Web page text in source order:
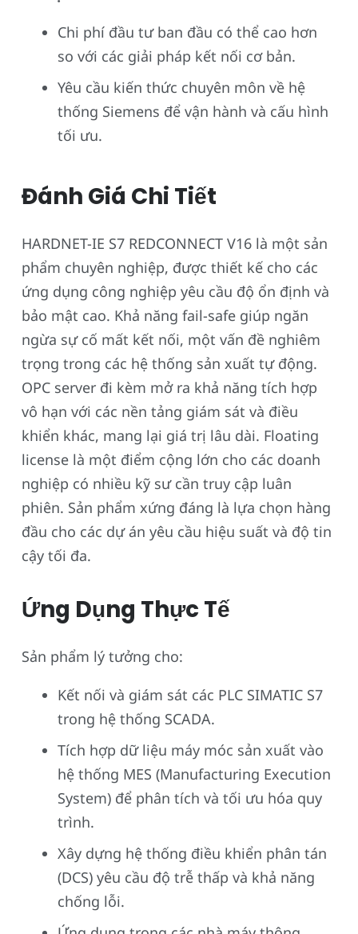
Chi phí đầu tư ban đầu có thể cao hơn
so với các giải pháp kết nối cơ bản.
Yêu cầu kiến thức chuyên môn về hệ
thống Siemens để vận hành và cấu hình
tối ưu.
Đánh Giá Chi Tiết
HARDNET-IE S7 REDCONNECT V16 là một sản
phẩm chuyên nghiệp, được thiết kế cho các
ứng dụng công nghiệp yêu cầu độ ổn định và
bảo mật cao. Khả năng fail-safe giúp ngăn
ngừa sự cố mất kết nối, một vấn đề nghiêm
trọng trong các hệ thống sản xuất tự động.
OPC server đi kèm mở ra khả năng tích hợp
vô hạn với các nền tảng giám sát và điều
khiển khác, mang lại giá trị lâu dài. Floating
license là một điểm cộng lớn cho các doanh
nghiệp có nhiều kỹ sư cần truy cập luân
phiên. Sản phẩm xứng đáng là lựa chọn hàng
đầu cho các dự án yêu cầu hiệu suất và độ tin
cậy tối đa.
Ứng Dụng Thực Tế
Sản phẩm lý tưởng cho:
Kết nối và giám sát các PLC SIMATIC S7
trong hệ thống SCADA.
Tích hợp dữ liệu máy móc sản xuất vào
hệ thống MES (Manufacturing Execution
System) để phân tích và tối ưu hóa quy
trình.
Xây dựng hệ thống điều khiển phân tán
(DCS) yêu cầu độ trễ thấp và khả năng
chống lỗi.